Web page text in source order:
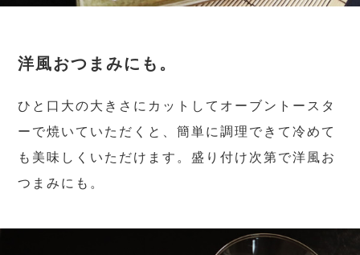
洋風おつまみにも。
ひと口大の大きさにカットしてオーブントースタ
ーで焼いていただくと、簡単に調理できて冷めて
も美味しくいただけます。盛り付け次第で洋風お
つまみにも。